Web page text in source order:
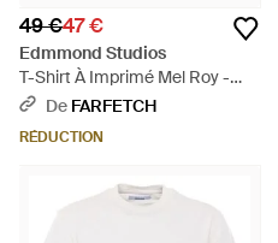
49 €47 €
Edmmond Studios
T-Shirt À Imprimé Mel Roy -
Blanc
De FARFETCH
RÉDUCTION